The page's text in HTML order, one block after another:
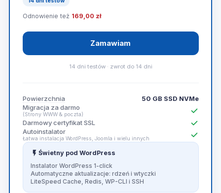
Odnowienie też 169,00 zł
Zamawiam
14 dni testów · zwrot do 14 dni
Powierzchnia
50 GB SSD NVMe
Migracja za darmo
(Strony WWW & poczta)
Darmowy certyfikat SSL
Autoinstalator
Łatwa instalacja WordPress, Joomla i wielu innych
Świetny pod WordPress
Instalator WordPress 1-click
Automatyczne aktualizacje: rdzeń i wtyczki
LiteSpeed Cache, Redis, WP-CLI i SSH